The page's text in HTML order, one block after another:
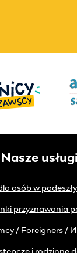
Nasze
osób w
przyznawania
/ Foreigners /